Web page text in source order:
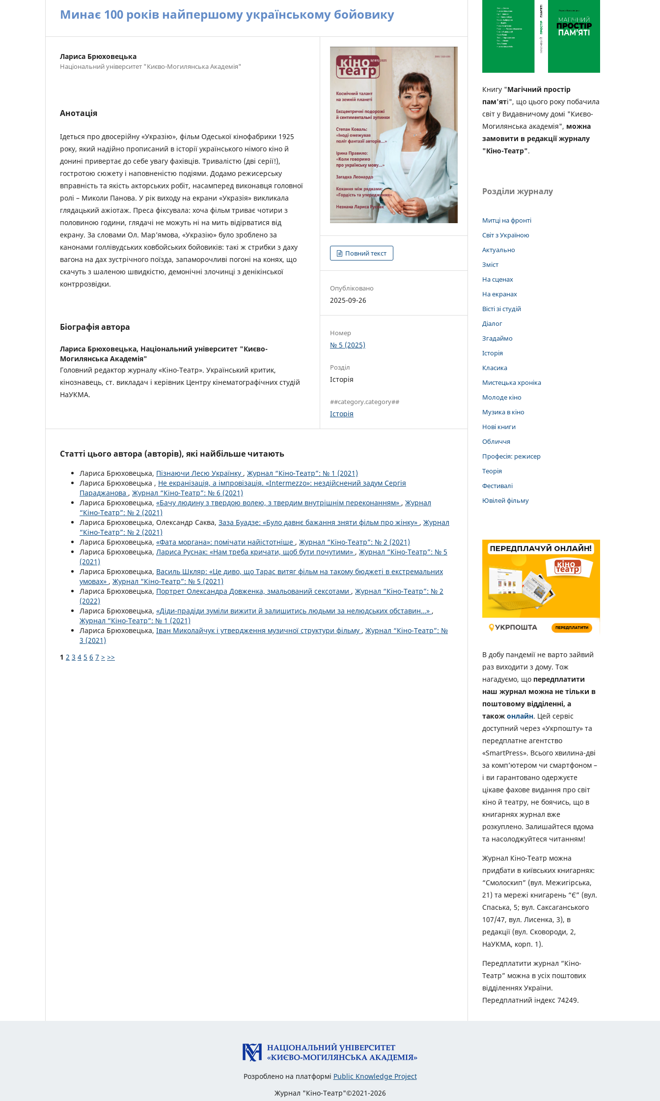
Минає 100 років найпершому українському бойовику
Лариса Брюховецька
Національний університет "Києво-Могилянська Академія"
Анотація
Ідеться про двосерійну «Укразію», фільм Одеської кінофабрики 1925
року, який надійно прописаний в історії українського німого кіно й
донині привертає до себе увагу фахівців. Тривалістю (дві серії!),
гостротою сюжету і наповненістю подіями. Додамо режисерську
вправність та якість акторських робіт, насамперед виконавця головної
ролі – Миколи Панова. У рік виходу на екрани «Укразія» викликала
глядацький ажіотаж. Преса фіксувала: хоча фільм триває чотири з
половиною години, глядачі не можуть ні на мить відірватися від
екрану. За словами Ол. Мар’ямова, «Укразію» було зроблено за
канонами голлівудських ковбойських бойовиків: такі ж стрибки з даху
вагона на дах зустрічного поїзда, запаморочливі погоні на конях, що
скачуть з шаленою швидкістю, демонічні злочинці з денікінської
контррозвідки.
Біографія автора
Лариса Брюховецька, Національний університет "Києво-
Могилянська Академія"
Головний редактор журналу «Кіно-Театр». Український критик,
кінознавець, ст. викладач і керівник Центру кінематографічних студій
НаУКМА.
Повний текст
Опубліковано
2025-09-26
Номер
№ 5 (2025)
Розділ
Історія
##category.category##
Історія
Статті цього автора (авторів), які найбільше читають
Лариса Брюховецька, Пізнаючи Лесю Українку , Журнал “Кіно-Театр”: № 1 (2021)
Лариса Брюховецька , Не екранізація, а імпровізація. «Intermezzo»: нездійснений задум Сергія
Параджанова , Журнал “Кіно-Театр”: № 6 (2021)
Лариса Брюховецька, «Бачу людину з твердою волею, з твердим внутрішнім переконанням» , Журнал
“Кіно-Театр”: № 2 (2021)
Лариса Брюховецька, Олександр Саква, Заза Буадзе: «Було давнє бажання зняти фільм про жінку» , Журнал
“Кіно-Театр”: № 2 (2021)
Лариса Брюховецька, «Фата моргана»: помічати найістотніше , Журнал “Кіно-Театр”: № 2 (2021)
Лариса Брюховецька, Лариса Руснак: «Нам треба кричати, щоб бути почутими» , Журнал “Кіно-Театр”: № 5
(2021)
Лариса Брюховецька, Василь Шкляр: «Це диво, що Тарас витяг фільм на такому бюджеті в екстремальних
умовах» , Журнал “Кіно-Театр”: № 5 (2021)
Лариса Брюховецька, Портрет Олександра Довженка, змальований сексотами , Журнал “Кіно-Театр”: № 2
(2022)
Лариса Брюховецька, «Діди-прадіди зуміли вижити й залишитись людьми за нелюдських обставин…» ,
Журнал “Кіно-Театр”: № 1 (2021)
Лариса Брюховецька, Іван Миколайчук і утвердження музичної структури фільму , Журнал “Кіно-Театр”: №
3 (2021)
1 2 3 4 5 6 7 > >>
Книгу "Магічний простір
пам'яті", що цього року побачила
світ у Видавничому домі "Києво-
Могилянська академія", можна
замовити в редакції журналу
"Кіно-Театр".
Розділи журналу
Митці на фронті
Світ з Україною
Актуально
Зміст
На сценах
На екранах
Вісті зі студій
Діалог
Згадаймо
Історія
Класика
Мистецька хроніка
Молоде кіно
Музика в кіно
Нові книги
Обличчя
Професія: режисер
Теорія
Фестивалі
Ювілей фільму
В добу пандемії не варто зайвий
раз виходити з дому. Тож
нагадуємо, що передплатити
наш журнал можна не тільки в
поштовому відділенні, а
також онлайн. Цей сервіс
доступний через «Укрпошту» та
передплатне агентство
«SmartPress». Всього хвилина-дві
за комп’ютером чи смартфоном –
і ви гарантовано одержуєте
цікаве фахове видання про світ
кіно й театру, не боячись, що в
книгарнях журнал вже
розкуплено. Залишайтеся вдома
та насолоджуйтеся читанням!
Журнал Кіно-Театр можна
придбати в київських книгарнях:
“Смолоскип” (вул. Межигірська,
21) та мережі книгарень “Є” (вул.
Спаська, 5; вул. Саксаганського
107/47, вул. Лисенка, 3), в
редакції (вул. Сковороди, 2,
НаУКМА, корп. 1).
Передплатити журнал “Кіно-
Театр” можна в усіх поштових
відділеннях України.
Передплатний індекс 74249.
Розроблено на платформі Public Knowledge Project
Журнал "Кіно-Театр"©2021-2026